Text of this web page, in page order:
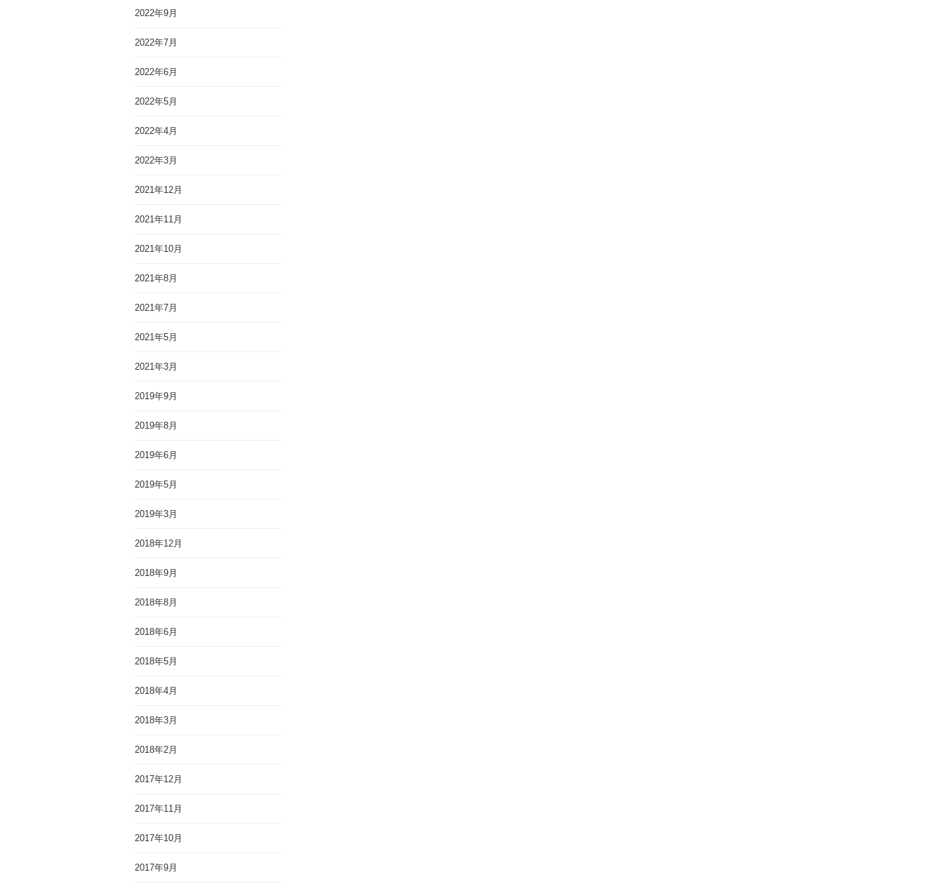
2022年9月
2022年7月
2022年6月
2022年5月
2022年4月
2022年3月
2021年12月
2021年11月
2021年10月
2021年8月
2021年7月
2021年5月
2021年3月
2019年9月
2019年8月
2019年6月
2019年5月
2019年3月
2018年12月
2018年9月
2018年8月
2018年6月
2018年5月
2018年4月
2018年3月
2018年2月
2017年12月
2017年11月
2017年10月
2017年9月